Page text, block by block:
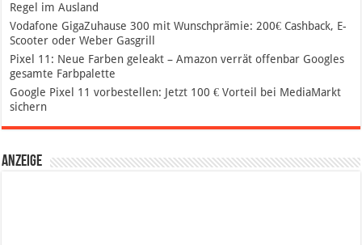
Regel im Ausland
Vodafone GigaZuhause 300 mit Wunschprämie: 200€ Cashback, E-
Scooter oder Weber Gasgrill
Pixel 11: Neue Farben geleakt – Amazon verrät offenbar Googles
gesamte Farbpalette
Google Pixel 11 vorbestellen: Jetzt 100 € Vorteil bei MediaMarkt
sichern
Anzeige